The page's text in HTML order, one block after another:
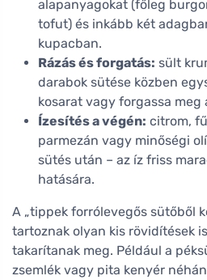
alapanyagokat (főleg
tofut) és inkább két
kupacban.
Rázás és forgatás: sült
darabok sütése közben
kosarat vagy forgassa meg
Ízesítés a végén: citrom,
parmezán vagy minőségi
sütés után – az íz friss
hatására.
A „tippek forrólevegős sütőből
tartoznak olyan kis rövidítések
takarítanak meg. Például a
zsemlék vagy pita kenyér